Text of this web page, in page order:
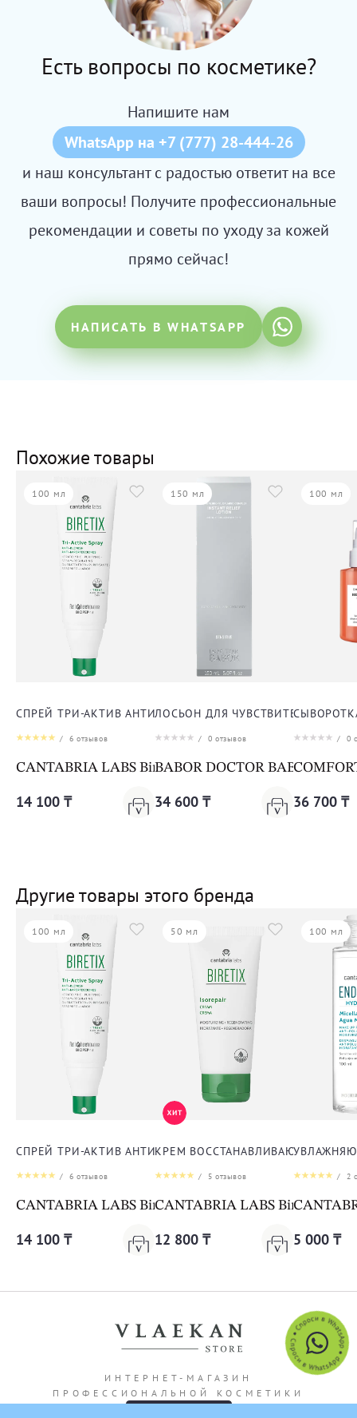
Есть вопросы по косметике?
Напишите нам
WhatsApp на +7 (777) 28-444-26
и наш консультант с радостью ответит на все
ваши вопросы! Получите профессиональные
рекомендации и советы по уходу за кожей
прямо сейчас!
НАПИСАТЬ В WHATSAPP
Похожие товары
100 мл
СПРЕЙ ТРИ-АКТИВ АНТИ-АКНЕ ДЛЯ ТЕЛА
/ 6 отзывов
CANTABRIA LABS Biretix Tri-Active Spray Anti-
14 100 ₸
150 мл
ЛОСЬОН ДЛЯ ЧУВСТВИТЕЛЬНОЙ
/ 0 отзывов
BABOR DOCTOR BABOR
34 600 ₸
100 мл
/ 0
36 700 ₸
Другие товары этого бренда
100 мл
СПРЕЙ ТРИ-АКТИВ АНТИ-АКНЕ ДЛЯ ТЕЛА
/ 6 отзывов
CANTABRIA LABS Biretix Tri-Active Spray Anti-
14 100 ₸
50 мл
КРЕМ ВОССТАНАВЛИВАЮЩИЙ
/ 5 отзывов
CANTABRIA LABS Biretix
12 800 ₸
100 мл
/ 2
5 000 ₸
ИНТЕРНЕТ-МАГАЗИН
ПРОФЕССИОНАЛЬНОЙ КОСМЕТИКИ